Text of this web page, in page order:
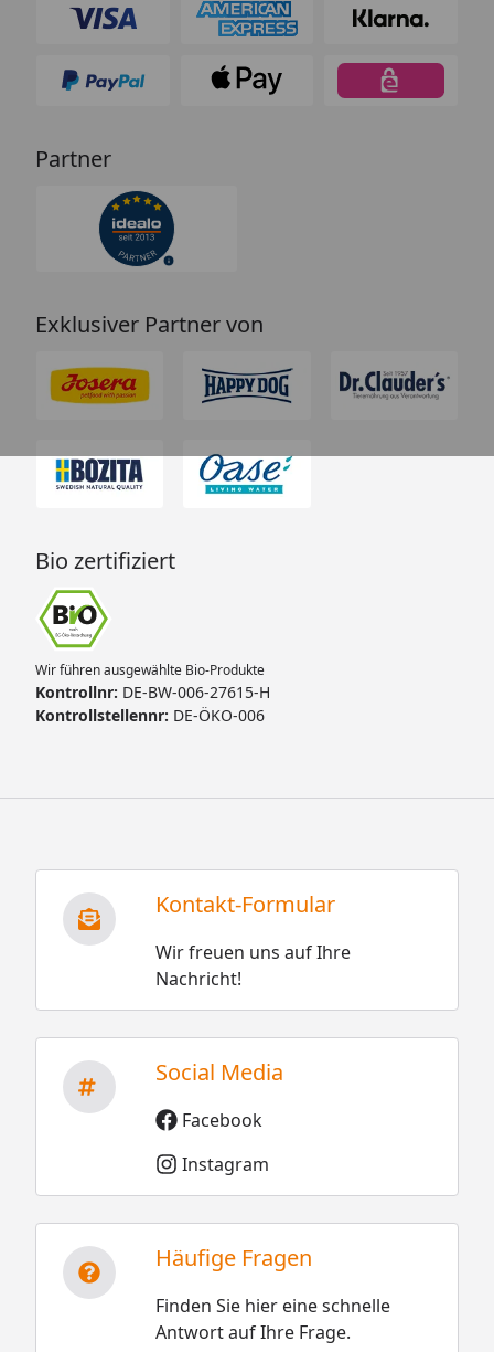
Partner
Exklusiver Partner von
Bio zertifiziert
Wir führen ausgewählte Bio-Produkte
Kontrollnr: DE-BW-006-27615-H
Kontrollstellennr: DE-ÖKO-006
Kontakt-Formular
Wir freuen uns auf Ihre
Nachricht!
Social Media
Facebook
Instagram
Häufige Fragen
Finden Sie hier eine schnelle
Antwort auf Ihre Frage.